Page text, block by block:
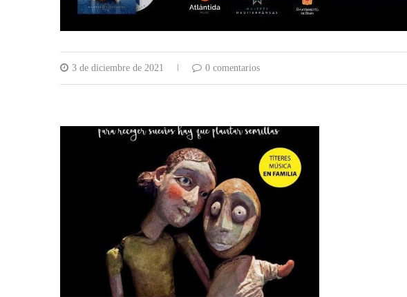
3 de diciembre de 2021 0 comentarios